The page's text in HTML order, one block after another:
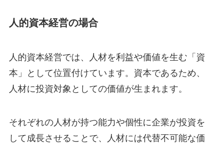
人的資本経営の場合
人的資本経営では、人材を利益や価値を生む「資
本」として位置付けています。資本であるため、
人材に投資対象としての価値が生まれます。
それぞれの人材が持つ能力や個性に企業が投資を
して成長させることで、人材には代替不可能な価